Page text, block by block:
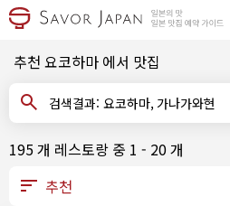
추천 요코하마 에서 맛집
검색결과: 요코하마, 가나가와현
195 개 레스토랑 중 1 - 20 개